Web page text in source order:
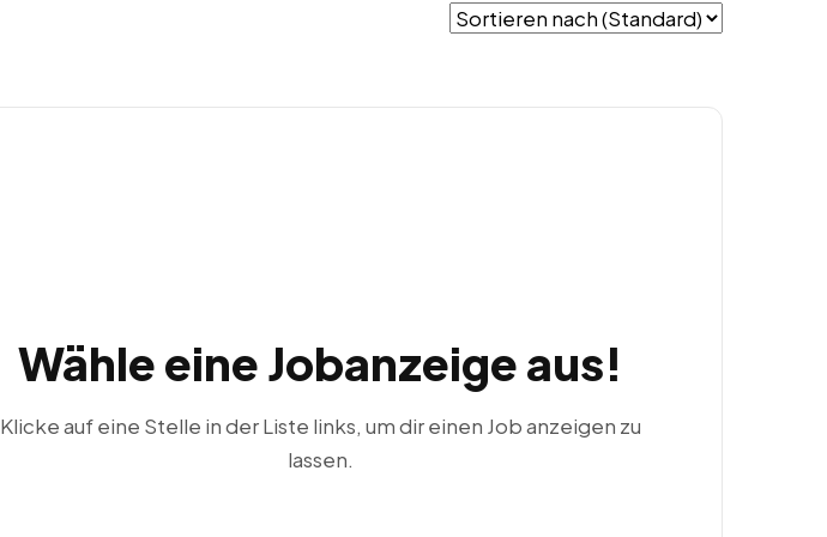
Wähle eine Jobanzeige aus!
Klicke auf eine Stelle in der Liste links, um dir einen Job anzeigen zu
lassen.